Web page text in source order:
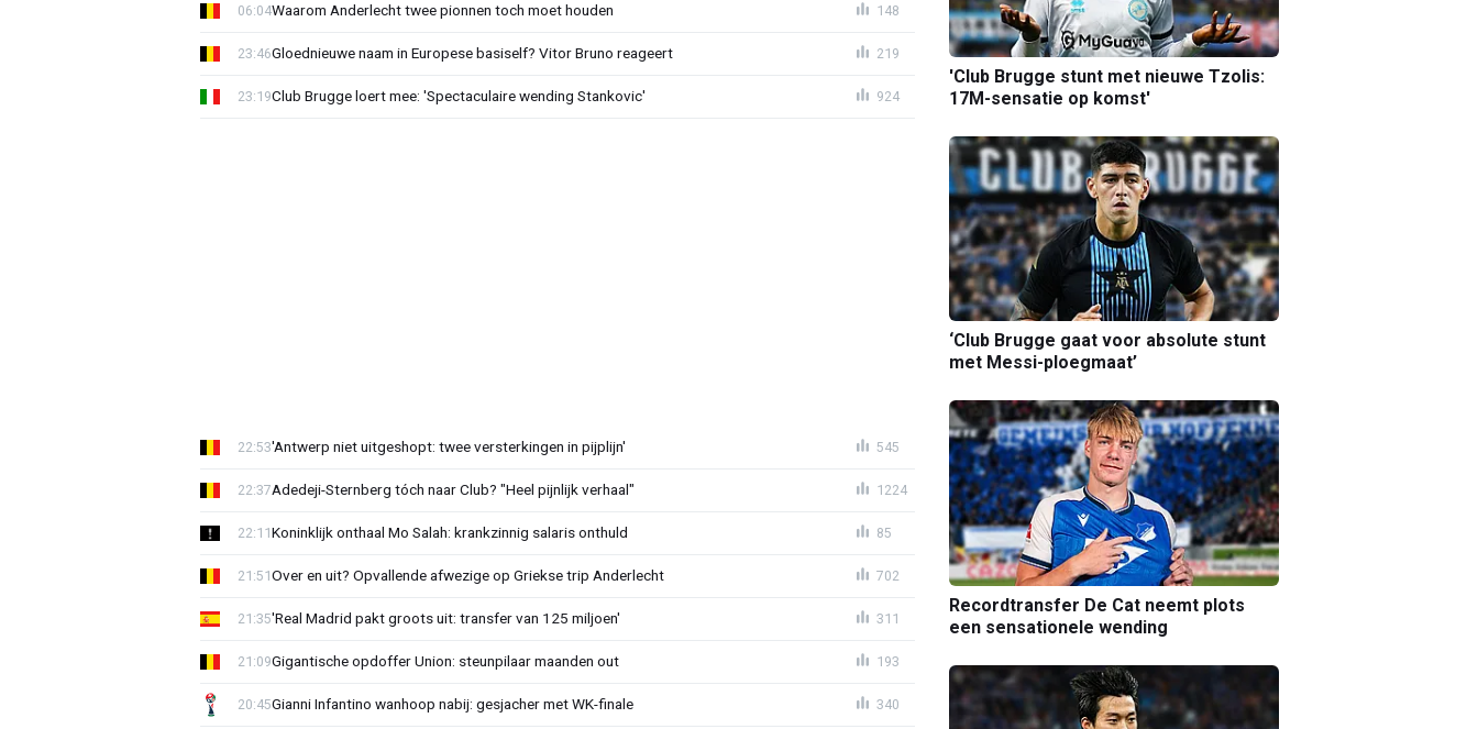
Waarom Anderlecht twee pionnen toch moet houden
06:04 148
Gloednieuwe naam in Europese basiself? Vitor Bruno reageert
23:46 219
Club Brugge loert mee: 'Spectaculaire wending Stankovic'
23:19 924
'Antwerp niet uitgeshopt: twee versterkingen in pijplijn'
22:53 545
Adedeji-Sternberg tóch naar Club? "Heel pijnlijk verhaal"
22:37 1224
Koninklijk onthaal Mo Salah: krankzinnig salaris onthuld
22:11 85
Over en uit? Opvallende afwezige op Griekse trip Anderlecht
21:51 702
'Real Madrid pakt groots uit: transfer van 125 miljoen'
21:35 311
Gigantische opdoffer Union: steunpilaar maanden out
21:09 193
Gianni Infantino wanhoop nabij: gesjacher met WK-finale
20:45 340
'Club Brugge stunt met nieuwe Tzolis:
17M-sensatie op komst'
‘Club Brugge gaat voor absolute stunt
met Messi-ploegmaat’
Recordtransfer De Cat neemt plots
een sensationele wending